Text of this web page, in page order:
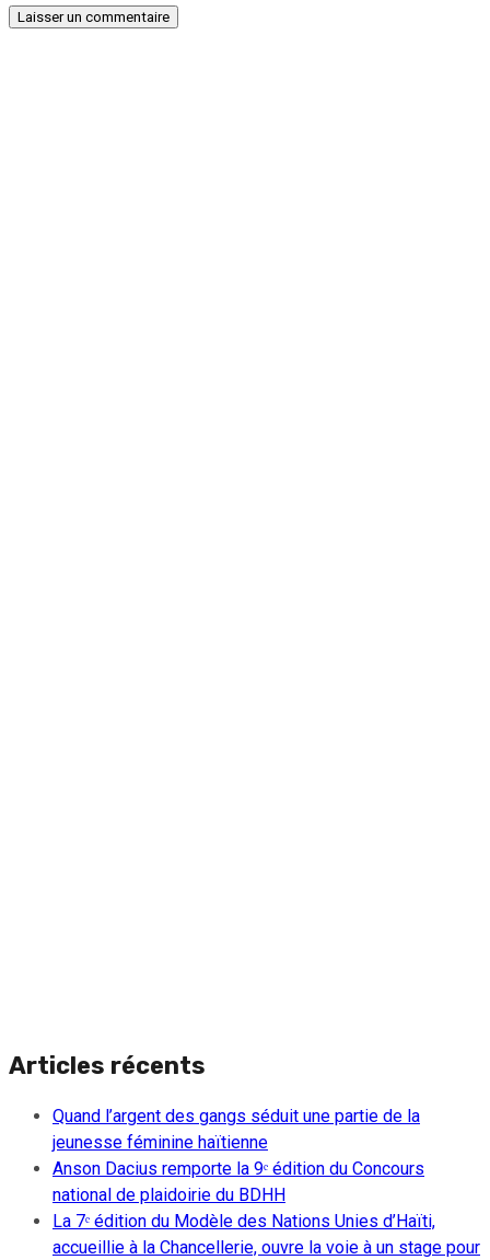
Articles récents
Quand l’argent des gangs séduit une partie de la
jeunesse féminine haïtienne
Anson Dacius remporte la 9ᵉ édition du Concours
national de plaidoirie du BDHH
La 7ᵉ édition du Modèle des Nations Unies d’Haïti,
accueillie à la Chancellerie, ouvre la voie à un stage pour